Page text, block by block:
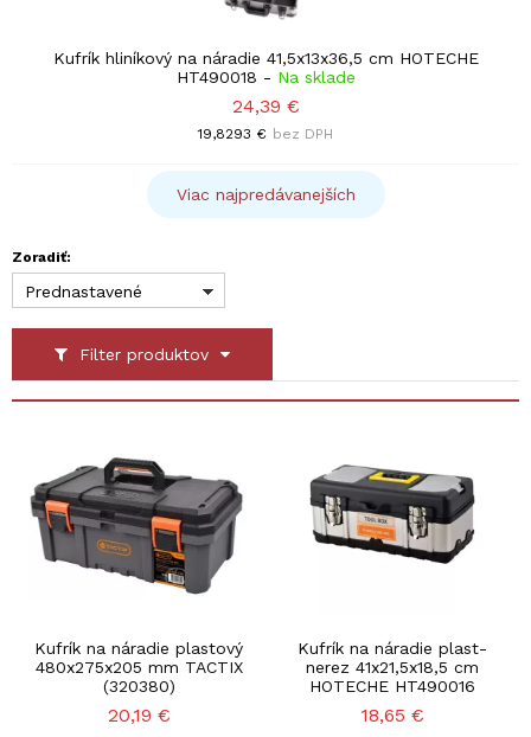
Kufrík hliníkový na náradie 41,5x13x36,5 cm HOTECHE
HT490018 - Na sklade
24,39 €
19,8293 € bez DPH
Viac najpredávanejších
Filter produktov
Zoradiť:
Prednastavené
Kufrík na náradie plastový
480x275x205 mm TACTIX
(320380)
20,19 €
Kufrík na náradie plast-
nerez 41x21,5x18,5 cm
HOTECHE HT490016
18,65 €